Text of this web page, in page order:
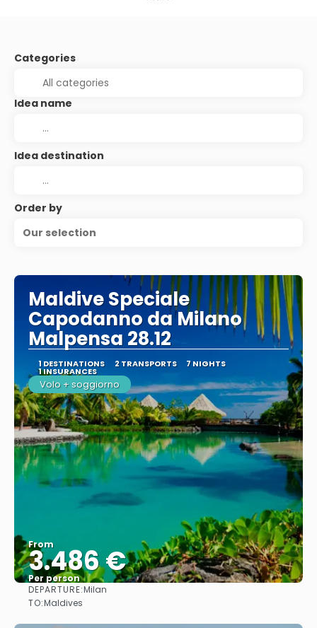
Categories
Idea name
Idea destination
Order by
Our selection
Maldive Speciale
Capodanno da Milano
Malpensa 28.12
1 DESTINATIONS 2 TRANSPORTS 7 NIGHTS
1 INSURANCES
Volo + soggiorno
From
3.486 €
Per person
DEPARTURE:Milan
TO:Maldives